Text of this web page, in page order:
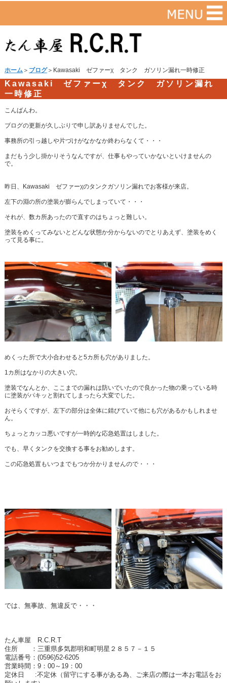
ホーム ＞ ブログ＞Kawasaki ゼファーχ タンク ガソリン漏れ一時修正
Kawasaki ゼファーχ タンク ガソリン漏れ
一時修正
こんばんわ。
ブログの更新が久しぶりで申し訳ありませんでした。
事務所の引っ越しや片づけがなかなか終わらなくて・・・
まだもう少し掛かりそうなんですが、仕事もやっていかないといけませんの
で。
昨日、Kawasaki ゼファーχのタンクガソリン漏れでお客様が来店。
左下の淵の所の塗装が膨らんでしまっていて・・・
それが、数カ所あったので直すのはちょっと難しい。
塗装をめくってみないとどんな状態か分からないのでとりあえず、塗装をめく
って見る事に。
めくった所で大小合わせると5カ所も穴がありました。
1カ所はなかりの大きい穴。
塗装でなんとか、ここまでの漏れは防いでいたので良かった物の乗っている時
に塗装がパキッと割れてしまったら大変でした。
おそらくですが、左下の部分は全体に錆びていて他にも穴があるかもしれませ
ん。
ちょっとカッコ悪いですが一時的な応急処置はしました。
でも、早くタンクを交換する事をお勧めします。
この応急処置もいつまでもつか分かりませんので・・・
では、無事故、無違反で・・・
たん車屋 R.C.R.T
住所 ：三重県多気郡明和町明星２８５７－１５
電話番号：(0596)52-6205
営業時間：9：00～19：00
定休日 :不定休（留守にする事がある為、ご来店の際は一本お電話をお